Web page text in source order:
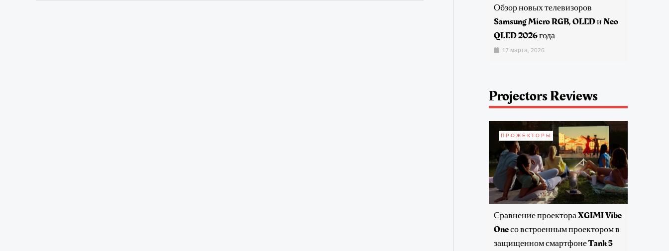
Обзор новых телевизоров
Samsung Micro RGB, OLED и Neo
QLED 2026 года
17 марта, 2026
Projectors Reviews
ПРОЖЕКТОРЫ
Сравнение проектора XGIMI Vibe
One со встроенным проектором в
защищенном смартфоне Tank 5